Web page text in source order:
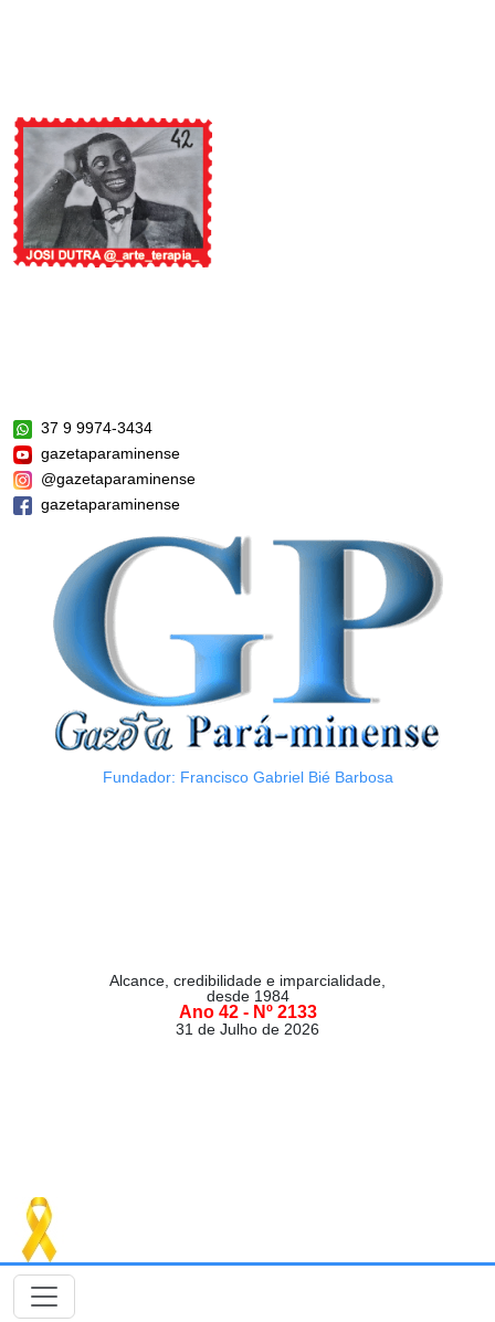
37 9 9974-3434
gazetaparaminense
@gazetaparaminense
gazetaparaminense
Fundador: Francisco Gabriel Bié Barbosa
Alcance, credibilidade e imparcialidade,
desde 1984
Ano 42 - Nº 2133
31 de Julho de 2026